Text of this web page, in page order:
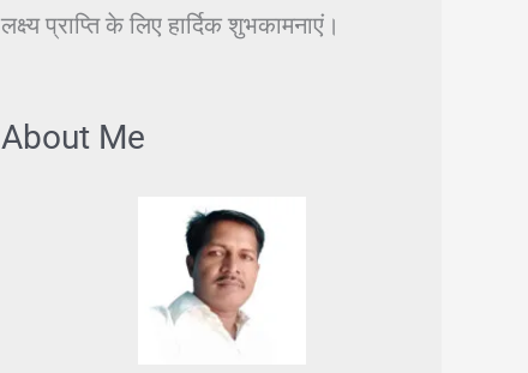
लक्ष्य प्राप्ति के लिए हार्दिक शुभकामनाएं।
About Me